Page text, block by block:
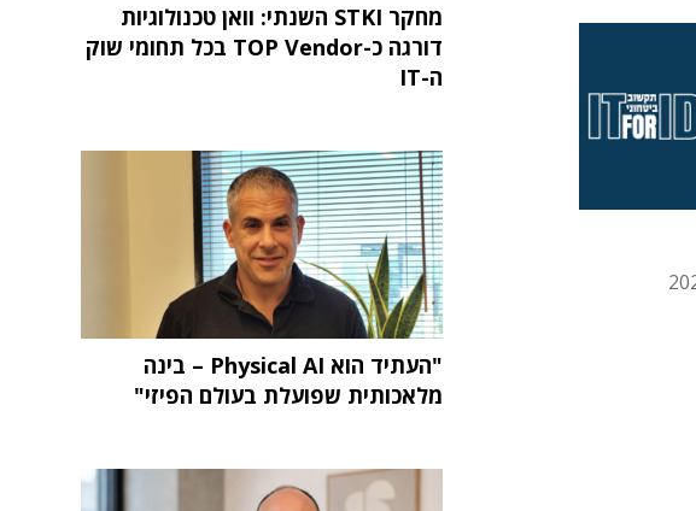
מחקר STKI השנתי: וואן טכנולוגיות
דורגה כ-TOP Vendor בכל תחומי שוק
ה-IT
"העתיד הוא Physical AI – בינה
מלאכותית שפועלת בעולם הפיזי"